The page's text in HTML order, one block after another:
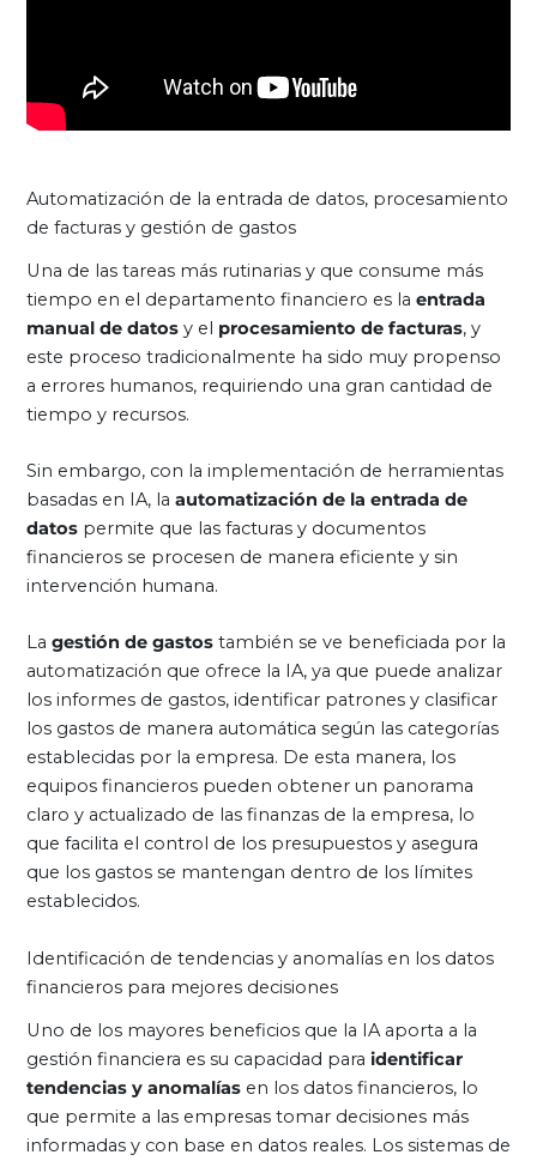
Automatización de la entrada de datos, procesamiento
de facturas y gestión de gastos
Una de las tareas más rutinarias y que consume más
tiempo en el departamento financiero es la entrada
manual de datosy el procesamiento de facturas, y
este proceso tradicionalmente ha sido muy propenso
a errores humanos, requiriendo una gran cantidad de
tiempo y recursos.
Sin embargo, con la implementación de herramientas
basadas en IA, la automatización de la entrada de
datospermite que las facturas y documentos
financieros se procesen de manera eficiente y sin
intervención humana.
La gestión de gastostambién se ve beneficiada por la
automatización que ofrece la IA, ya que puede analizar
los informes de gastos, identificar patrones y clasificar
los gastos de manera automática según las categorías
establecidas por la empresa. De esta manera, los
equipos financieros pueden obtener un panorama
claro y actualizado de las finanzas de la empresa, lo
que facilita el control de los presupuestos y asegura
que los gastos se mantengan dentro de los límites
establecidos.
Identificación de tendencias y anomalías en los datos
financieros para mejores decisiones
Uno de los mayores beneficios que la IA aporta a la
gestión financiera es su capacidad para identificar
tendencias y anomalíasen los datos financieros, lo
que permite a las empresas tomar decisiones más
informadas y con base en datos reales. Los sistemas de